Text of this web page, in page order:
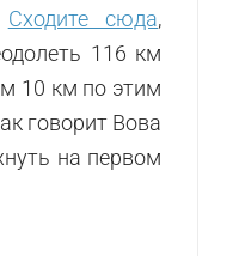
Сходите сюда,
116 км
10 км по этим
говорит Вова
на первом